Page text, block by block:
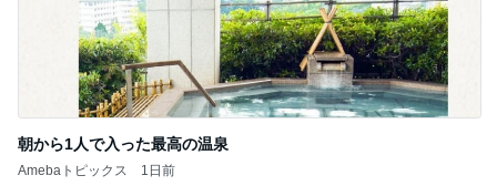
朝から1人で入った最高の温泉
Amebaトピックス 1日前